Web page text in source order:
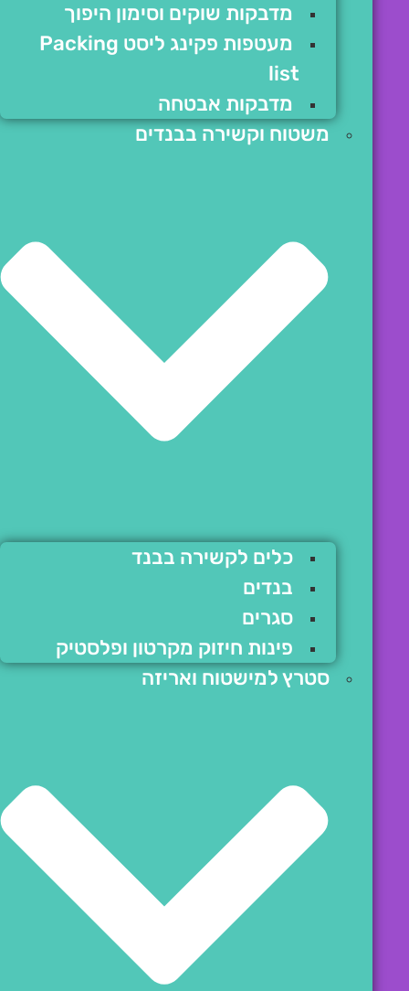
מדבקות שוקים וסימון היפוך
מעטפות פקינג ליסט Packing
list
מדבקות אבטחה
משטוח וקשירה בבנדים
כלים לקשירה בבנד
בנדים
סגרים
פינות חיזוק מקרטון ופלסטיק
סטרץ למישטוח ואריזה